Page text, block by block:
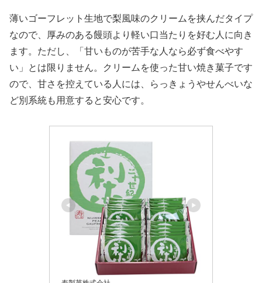
薄いゴーフレット生地で梨風味のクリームを挟んだタイプ
なので、厚みのある饅頭より軽い口当たりを好む人に向き
ます。ただし、「甘いものが苦手な人なら必ず食べやす
い」とは限りません。クリームを使った甘い焼き菓子です
ので、甘さを控えている人には、らっきょうやせんべいな
ど別系統も用意すると安心です。